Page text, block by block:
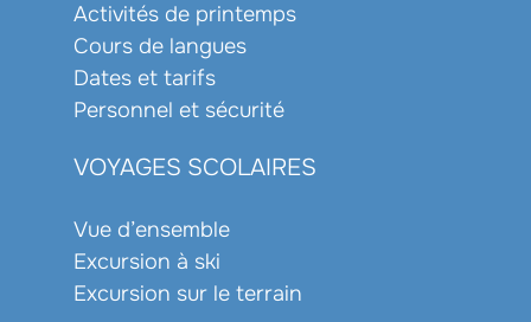
Activités de printemps
Cours de langues
Dates et tarifs
Personnel et sécurité
VOYAGES SCOLAIRES
Vue d’ensemble
Excursion à ski
Excursion sur le terrain